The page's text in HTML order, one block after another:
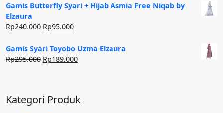
Gamis Butterfly Syari + Hijab Asmia Free Niqab by
Elzaura
Rp240.000 Harga
adalah:
Rp240.000.
Rp95.000Harga
ini
adalah:
Gamis Syari Toyobo Uzma Elzaura
Rp295.000 Harga
Rp189.000Harga
Rp189.000.
Kategori Produk